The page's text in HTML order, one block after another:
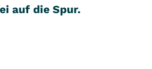
auf die Spur.